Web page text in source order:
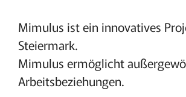
Mimulus ist ein innovatives
Steiermark.
Mimulus ermöglicht
Arbeitsbeziehungen.